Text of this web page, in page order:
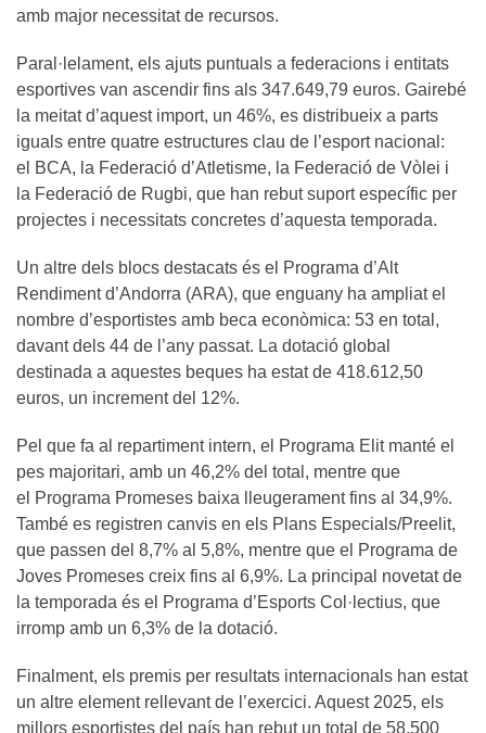
amb major necessitat de recursos.
Paral·lelament, els ajuts puntuals a federacions i entitats
esportives van ascendir fins als 347.649,79 euros. Gairebé
la meitat d’aquest import, un 46%, es distribueix a parts
iguals entre quatre estructures clau de l’esport nacional:
el BCA, la Federació d’Atletisme, la Federació de Vòlei i
la Federació de Rugbi, que han rebut suport específic per
projectes i necessitats concretes d’aquesta temporada.
Un altre dels blocs destacats és el Programa d’Alt
Rendiment d’Andorra (ARA), que enguany ha ampliat el
nombre d’esportistes amb beca econòmica: 53 en total,
davant dels 44 de l’any passat. La dotació global
destinada a aquestes beques ha estat de 418.612,50
euros, un increment del 12%.
Pel que fa al repartiment intern, el Programa Elit manté el
pes majoritari, amb un 46,2% del total, mentre que
el Programa Promeses baixa lleugerament fins al 34,9%.
També es registren canvis en els Plans Especials/Preelit,
que passen del 8,7% al 5,8%, mentre que el Programa de
Joves Promeses creix fins al 6,9%. La principal novetat de
la temporada és el Programa d’Esports Col·lectius, que
irromp amb un 6,3% de la dotació.
Finalment, els premis per resultats internacionals han estat
un altre element rellevant de l’exercici. Aquest 2025, els
millors esportistes del país han rebut un total de 58.500